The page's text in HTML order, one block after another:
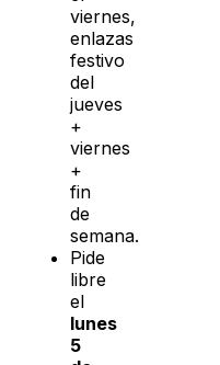
viernes,
enlazas
festivo
del
jueves
+
viernes
+
fin
de
semana.
Pide
libre
el
lunes
5